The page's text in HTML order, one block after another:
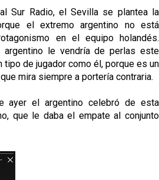
al Bournemouth
Sur Radio, el Sevilla se plantea la
el extremo argentino no está
en el equipo holandés.
argentino le vendría de perlas este
tipo de jugador como él, porque es un
mira siempre a portería contraria.
ayer el argentino celebró de esta
que le daba el empate al conjunto